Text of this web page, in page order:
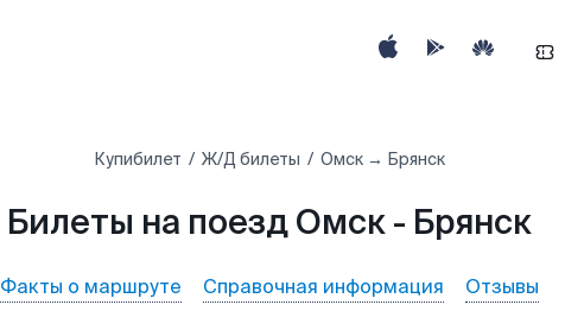
Купибилет Ж/Д билеты Омск → Брянск
Билеты на поезд Омск - Брянск
Факты о маршруте Справочная информация Отзывы